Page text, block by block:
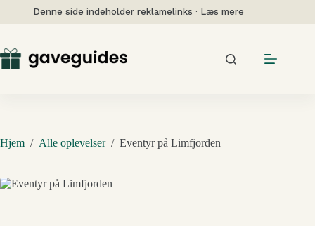
Denne side indeholder reklamelinks · Læs mere
Hjem / Alle oplevelser / Eventyr på Limfjorden